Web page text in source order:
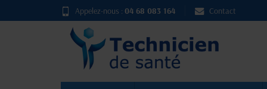
Appelez-nous : 04 68 083 164 Contact